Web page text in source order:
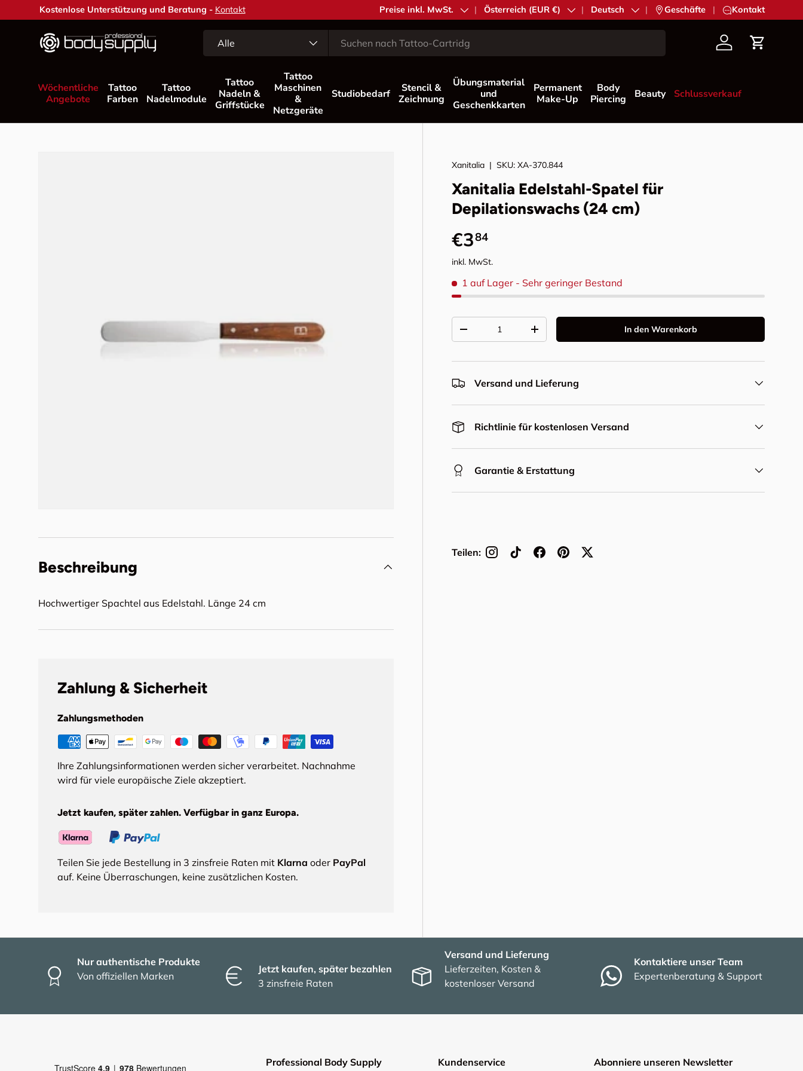
Direkt zum Inhalt
Kostenlose Unterstützung und Beratung - Kontakt MwSt.
Preise inkl. MwSt. Land/Region
Österreich (EUR €) SpracheDeutsch | Geschäfte | Kontakt
Alle Konto
Wöchentliche
Angebote
Tattoo
Farben
Tattoo
Nadelmodule
Tattoo
Nadeln &
Griffstücke
Tattoo
Maschinen
&
Netzgeräte
Studiobedarf
Stencil &
Zeichnung
Übungsmaterial
und
Geschenkkarten
Permanent
Make-Up
Body
Piercing
Beauty Schlussverkauf
Xanitalia |SKU: XA-370.844
Xanitalia Edelstahl-Spatel für
Depilationswachs (24 cm)
Normaler Preis
€384
inkl. MwSt.
1 auf Lager - Sehr geringer Bestand
Menge verringernMenge erhöhen In den Warenkorb
Versand und Lieferung
Richtlinie für kostenlosen Versand
Garantie & Erstattung
Teilen:
Beschreibung
Hochwertiger Spachtel aus Edelstahl. Länge 24 cm
Zahlung & Sicherheit
Zahlungsmethoden
Ihre Zahlungsinformationen werden sicher verarbeitet. Nachnahme
wird für viele europäische Ziele akzeptiert.
Jetzt kaufen, später zahlen. Verfügbar in ganz Europa.
Teilen Sie jede Bestellung in 3 zinsfreie Raten mit Klarna oder PayPal
auf. Keine Überraschungen, keine zusätzlichen Kosten.
Nur authentische Produkte
Von offiziellen Marken
Jetzt kaufen, später bezahlen
3 zinsfreie Raten
Versand und Lieferung
Lieferzeiten, Kosten &
kostenloser Versand
Kontaktiere unser Team
Expertenberatung & Support
Professional Body Supply Kundenservice Abonniere unseren Newsletter